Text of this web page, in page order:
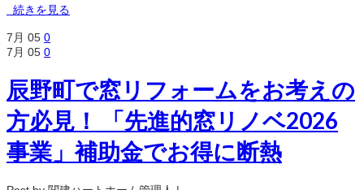
続きを見る
7月 05 0
7月 05 0
辰野町で窓リフォームをお考えの
方必見！ 「先進的窓リノベ2026
事業」補助金でお得に断熱